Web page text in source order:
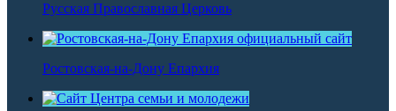
Русская Православная Церковь
Ростовская-на-Дону Епархия